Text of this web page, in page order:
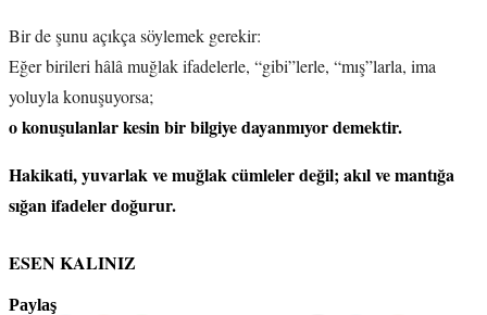
Bir de şunu açıkça söylemek gerekir:
Eğer birileri hâlâ muğlak ifadelerle, “gibi”lerle, “mış”larla, ima
yoluyla konuşuyorsa;
o konuşulanlar kesin bir bilgiye dayanmıyor demektir.
Hakikati, yuvarlak ve muğlak cümleler değil; akıl ve mantığa
sığan ifadeler doğurur.
ESEN KALINIZ
Paylaş